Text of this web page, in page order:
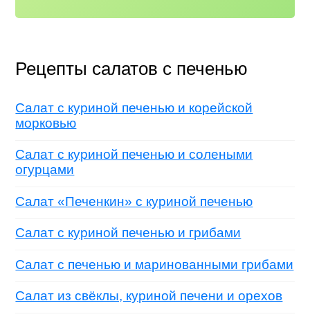
Рецепты салатов с печенью
Салат с куриной печенью и корейской
морковью
Салат с куриной печенью и солеными
огурцами
Салат «Печенкин» с куриной печенью
Салат с куриной печенью и грибами
Салат с печенью и маринованными грибами
Салат из свёклы, куриной печени и орехов